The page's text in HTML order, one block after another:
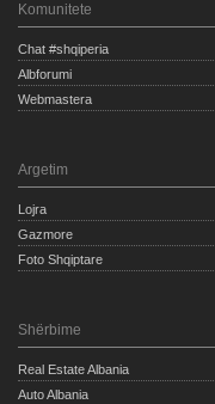
Komunitete
Chat #shqiperia
Albforumi
Webmastera
Argetim
Lojra
Gazmore
Foto Shqiptare
Shërbime
Real Estate Albania
Auto Albania